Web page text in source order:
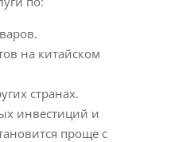
на китайском
странах.
инвестиций и
проще с